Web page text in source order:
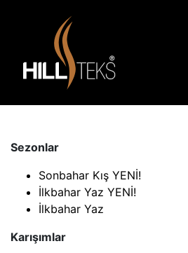
Sezonlar
Sonbahar Kış YENİ!
İlkbahar Yaz YENİ!
İlkbahar Yaz
Karışımlar